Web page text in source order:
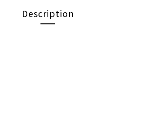
Description